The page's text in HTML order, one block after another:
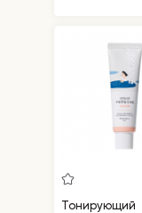
Тонирующий